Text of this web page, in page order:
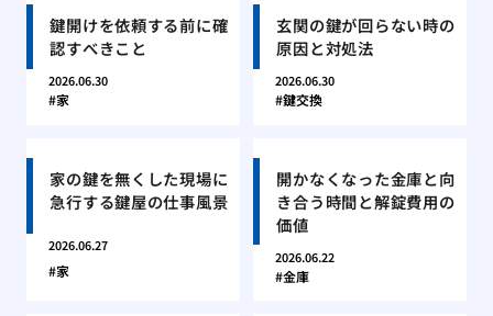
鍵開けを依頼する前に確
認すべきこと
2026.06.30
家
玄関の鍵が回らない時の
原因と対処法
2026.06.30
鍵交換
家の鍵を無くした現場に
急行する鍵屋の仕事風景
2026.06.27
家
開かなくなった金庫と向
き合う時間と解錠費用の
価値
2026.06.22
金庫